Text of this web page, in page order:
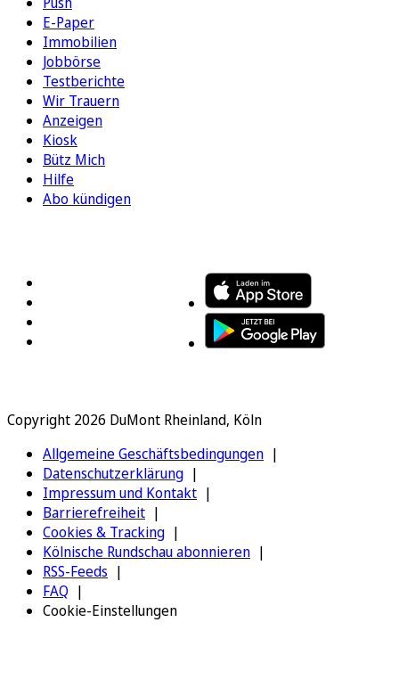
E-Paper
Immobilien
Jobbörse
Testberichte
Wir Trauern
Anzeigen
Kiosk
Bütz Mich
Hilfe
Abo kündigen
Copyright 2026 DuMont Rheinland, Köln
Allgemeine Geschäftsbedingungen
Datenschutzerklärung
Impressum und Kontakt
Barrierefreiheit
Cookies & Tracking
Kölnische Rundschau abonnieren
RSS-Feeds
FAQ
Cookie-Einstellungen